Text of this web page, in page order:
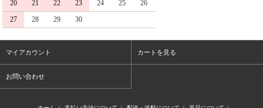
20
21 22 23 24 25
26
27
28 29 30
マイアカウント カートを見る
お問い合わせ